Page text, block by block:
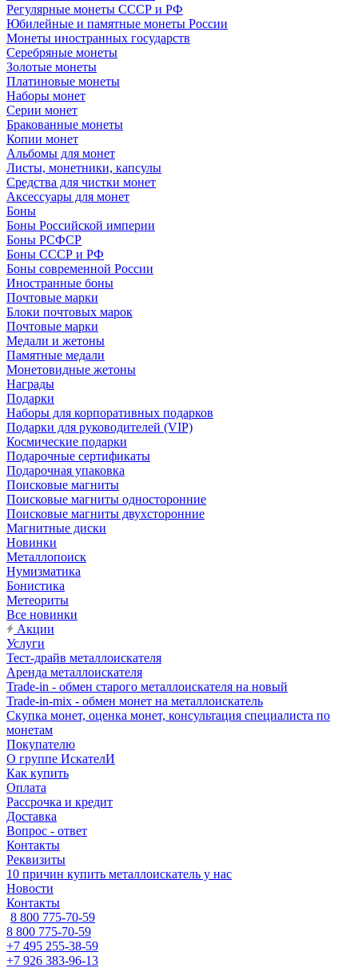
Регулярные монеты СССР и РФ
Юбилейные и памятные монеты России
Монеты иностранных государств
Серебряные монеты
Золотые монеты
Платиновые монеты
Наборы монет
Серии монет
Бракованные монеты
Копии монет
Альбомы для монет
Листы, монетники, капсулы
Средства для чистки монет
Аксессуары для монет
Боны
Боны Российской империи
Боны РСФСР
Боны СССР и РФ
Боны современной России
Иностранные боны
Почтовые марки
Блоки почтовых марок
Почтовые марки
Медали и жетоны
Памятные медали
Монетовидные жетоны
Награды
Подарки
Наборы для корпоративных подарков
Подарки для руководителей (VIP)
Космические подарки
Подарочные сертификаты
Подарочная упаковка
Поисковые магниты
Поисковые магниты односторонние
Поисковые магниты двухсторонние
Магнитные диски
Новинки
Металлопоиск
Нумизматика
Бонистика
Метеориты
Все новинки
Акции
Услуги
Тест-драйв металлоискателя
Аренда металлоискателя
Trade-in - обмен старого металлоискателя на новый
Trade-in-mix - обмен монет на металлоискатель
Скупка монет, оценка монет, консультация специалиста по
монетам
Покупателю
О группе ИскателИ
Как купить
Оплата
Рассрочка и кредит
Доставка
Вопрос - ответ
Контакты
Реквизиты
10 причин купить металлоискатель у нас
Новости
Контакты
8 800 775-70-59
8 800 775-70-59
+7 495 255-38-59
+7 926 383-96-13